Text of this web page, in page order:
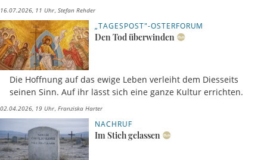
16.07.2026, 11 Uhr Stefan Rehder
„TAGESPOST"-OSTERFORUM
Den Tod überwinden
Die Hoffnung auf das ewige Leben verleiht dem Diesseits
seinen Sinn. Auf ihr lässt sich eine ganze Kultur errichten.
02.04.2026, 19 Uhr Franziska Harter
NACHRUF
Im Stich gelassen